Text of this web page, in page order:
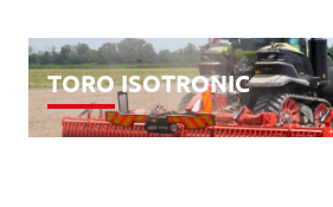
TORO ISOTRONIC